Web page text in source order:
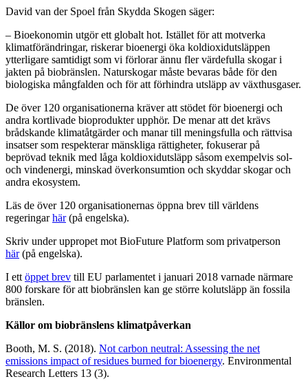
David van der Spoel från Skydda Skogen säger:
– Bioekonomin utgör ett globalt hot. Istället för att motverka
klimatförändringar, riskerar bioenergi öka koldioxidutsläppen
ytterligare samtidigt som vi förlorar ännu fler värdefulla skogar i
jakten på biobränslen. Naturskogar måste bevaras både för den
biologiska mångfalden och för att förhindra utsläpp av växthusgaser.
De över 120 organisationerna kräver att stödet för bioenergi och
andra kortlivade bioprodukter upphör. De menar att det krävs
brådskande klimatåtgärder och manar till meningsfulla och rättvisa
insatser som respekterar mänskliga rättigheter, fokuserar på
beprövad teknik med låga koldioxidutsläpp såsom exempelvis sol-
och vindenergi, minskad överkonsumtion och skyddar skogar och
andra ekosystem.
Läs de över 120 organisationernas öppna brev till världens
regeringarhär(på engelska).
Skriv under uppropet mot BioFuture Platform som privatperson
här(på engelska).
I ett öppet brev till EU parlamentet i januari 2018 varnade närmare
800 forskare för att biobränslen kan ge större kolutsläpp än fossila
bränslen.
Källor om biobränslens klimatpåverkan
Booth, M. S. (2018). Not carbon neutral: Assessing the net
emissions impact of residues burned for bioenergy. Environmental
Research Letters 13 (3).